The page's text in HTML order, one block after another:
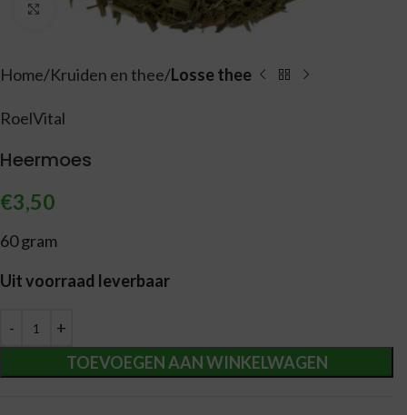
Vergroten
Home Kruiden en thee Losse thee
RoelVital
Heermoes
€3,50
60 gram
Uit voorraad leverbaar
TOEVOEGEN AAN WINKELWAGEN
Alternative: